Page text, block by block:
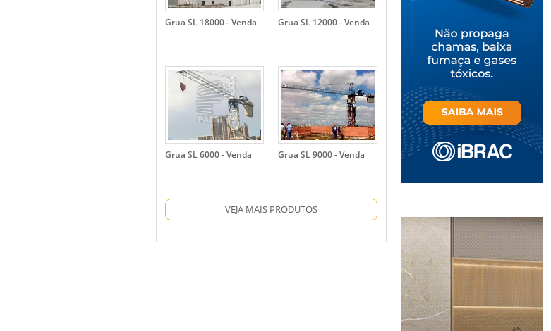
Grua SL 18000 - Venda Grua SL 12000 - Venda
Grua SL 6000 - Venda Grua SL 9000 - Venda
VEJA MAIS PRODUTOS